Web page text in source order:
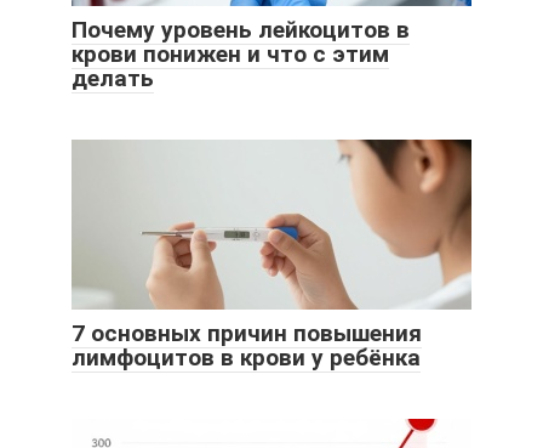
Почему уровень лейкоцитов в
крови понижен и что с этим
делать
7 основных причин повышения
лимфоцитов в крови у ребёнка